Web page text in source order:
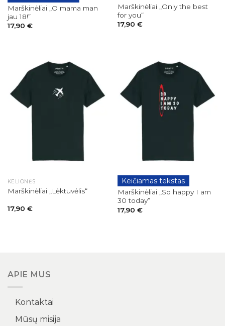
Marškinėliai „O mama man
jau 18!”
17,90 €
Marškinėliai „Only the best
for you“
17,90 €
KELIONĖS
Marškinėliai „Lėktuvėlis“
17,90 €
GIMTADIENIAI
Keičiamas tekstas
Marškinėliai „So happy I am
30 today”
17,90 €
APIE MUS
Kontaktai
Mūsų misija